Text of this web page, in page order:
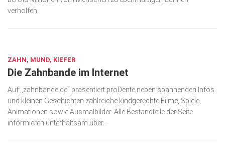
verholfen.
ZAHN, MUND, KIEFER
Die Zahnbande im Internet
Auf ,,zahnbande.de“ präsentiert proDente neben spannenden Infos
und kleinen Geschichten zahlreiche kindgerechte Filme, Spiele,
Animationen sowie Ausmalbilder. Alle Bestandteile der Seite
informieren unterhaltsam über...